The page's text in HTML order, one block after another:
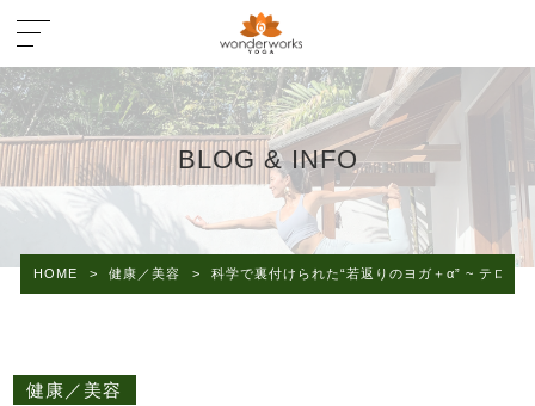
BLOG & INFO
HOME > 健康／美容 > 科学で裏付けられた“若返りのヨガ＋α” ~ テロメ
健康／美容